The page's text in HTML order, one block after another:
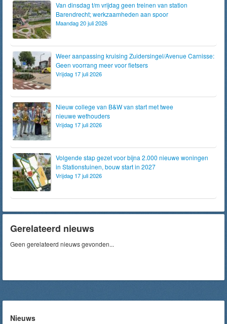
Van dinsdag t/m vrijdag geen treinen van station
Barendrecht; werkzaamheden aan spoor
Maandag 20 juli 2026
Weer aanpassing kruising Zuidersingel/Avenue Carnisse:
Geen voorrang meer voor fietsers
Vrijdag 17 juli 2026
Nieuw college van B&W van start met twee
nieuwe wethouders
Vrijdag 17 juli 2026
Volgende stap gezet voor bijna 2.000 nieuwe woningen
in Stationstuinen, bouw start in 2027
Vrijdag 17 juli 2026
Gerelateerd nieuws
Geen gerelateerd nieuws gevonden...
Nieuws